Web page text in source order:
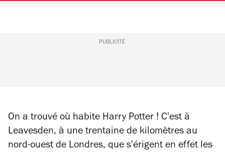
PUBLICITÉ
On a trouvé où habite Harry Potter ! C'est à
Leavesden, à une trentaine de kilomètres au
nord-ouest de Londres, que s'érigent en effet les